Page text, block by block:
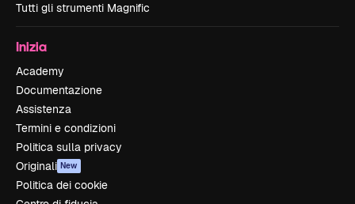
Tutti gli strumenti Magnific
Inizia
Academy
Documentazione
Assistenza
Termini e condizioni
Politica sulla privacy
Originali New
Politica dei cookie